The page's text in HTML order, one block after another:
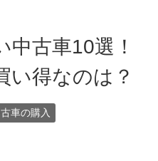
古車10選！
い得なのは？
車の購入